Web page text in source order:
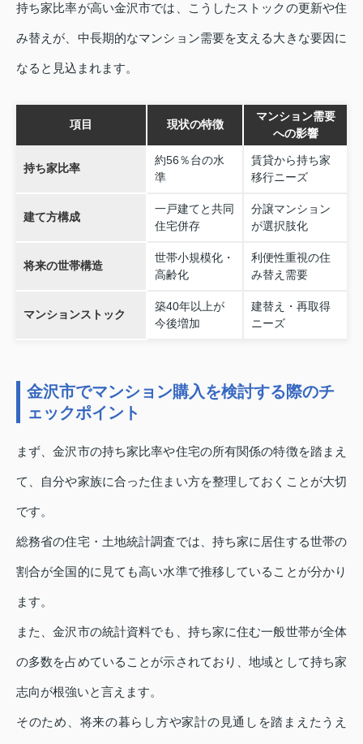
持ち家比率が高い金沢市では、こうしたストックの更新や住
み替えが、中長期的なマンション需要を支える大きな要因に
なると見込まれます。
項目 現状の特徴
マンション需要
への影響
持ち家比率
約56％台の水
準
賃貸から持ち家
移行ニーズ
建て方構成
一戸建てと共同
住宅併存
分譲マンション
が選択肢化
将来の世帯構造
世帯小規模化・
高齢化
利便性重視の住
み替え需要
マンションストック
築40年以上が
今後増加
建替え・再取得
ニーズ
金沢市でマンション購入を検討する際のチ
ェックポイント
まず、金沢市の持ち家比率や住宅の所有関係の特徴を踏まえ
て、自分や家族に合った住まい方を整理しておくことが大切
です。
総務省の住宅・土地統計調査では、持ち家に居住する世帯の
割合が全国的に見ても高い水準で推移していることが分かり
ます。
また、金沢市の統計資料でも、持ち家に住む一般世帯が全体
の多数を占めていることが示されており、地域として持ち家
志向が根強いと言えます。
そのため、将来の暮らし方や家計の見通しを踏まえたうえ